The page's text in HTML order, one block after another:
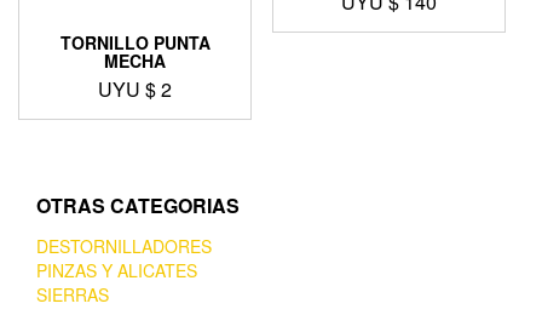
TORNILLO PUNTA
MECHA
UYU $2
OTRAS CATEGORIAS
DESTORNILLADORES
PINZAS Y ALICATES
SIERRAS